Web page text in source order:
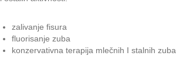
zalivanje fisura
fluorisanje zuba
konzervativna terapija mlečnih I stalnih zuba